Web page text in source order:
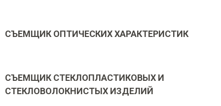
СЪЕМЩИК ОПТИЧЕСКИХ ХАРАКТЕРИСТИК
СЪЕМЩИК СТЕКЛОПЛАСТИКОВЫХ И
СТЕКЛОВОЛОКНИСТЫХ ИЗДЕЛИЙ